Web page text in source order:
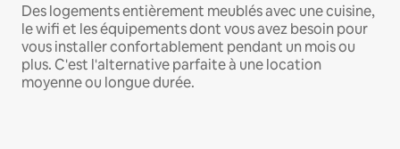
Des logements entièrement meublés avec une cuisine,
le wifi et les équipements dont vous avez besoin pour
vous installer confortablement pendant un mois ou
plus. C'est l'alternative parfaite à une location
moyenne ou longue durée.